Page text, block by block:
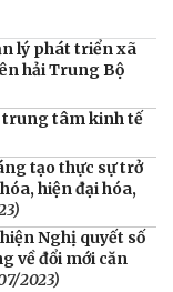
lý phát triển xã
hải Trung Bộ
trung tâm kinh tế
tạo thực sự trở
hiện đại hóa,
Nghị quyết số
về đổi mới căn
2023)